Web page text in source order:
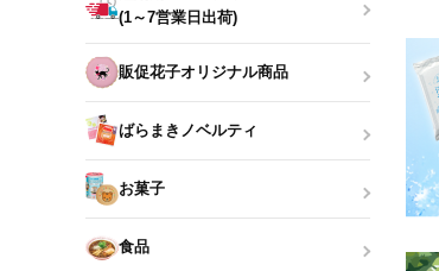
(1～7営業日出荷)
販促花子オリジナル商品
ばらまきノベルティ
お菓子
食品